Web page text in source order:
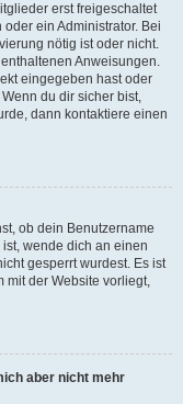
erst freigeschaltet
ein Administrator. Bei
nötig ist oder nicht.
Anweisungen.
eingegeben hast oder
du dir sicher bist,
dann kontaktiere einen
ob dein Benutzername
wende dich an einen
gesperrt wurdest. Es ist
mit der Website vorliegt,
aber nicht mehr